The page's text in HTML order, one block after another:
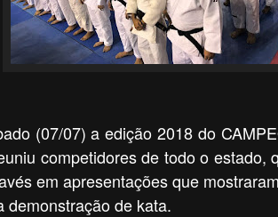
(07/07) a edição 2018 do
competidores de todo o estado,
em apresentações que
demonstração de kata.